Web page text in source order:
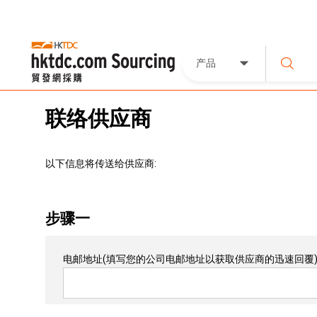
产品
联络供应商
以下信息将传送给供应商:
步骤一
电邮地址(填写您的公司电邮地址以获取供应商的迅速回覆)